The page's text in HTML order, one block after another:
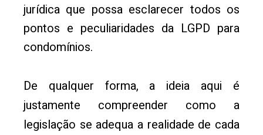
jurídica que possa esclarecer todos os
pontos e peculiaridades da LGPD para
condomínios.
De qualquer forma, a ideia aqui é
justamente compreender como a
legislação se adequa a realidade de cada